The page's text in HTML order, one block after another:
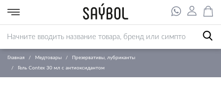
Главная Медтовары Презервативы, лубриканты
Гель Contex 30 мл с антиоксидантом